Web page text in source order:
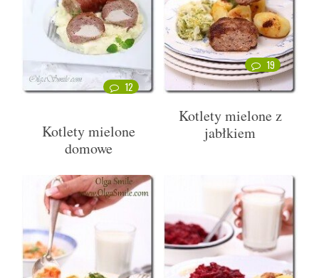
12
Kotlety mielone
domowe
19
Kotlety mielone z
jabłkiem